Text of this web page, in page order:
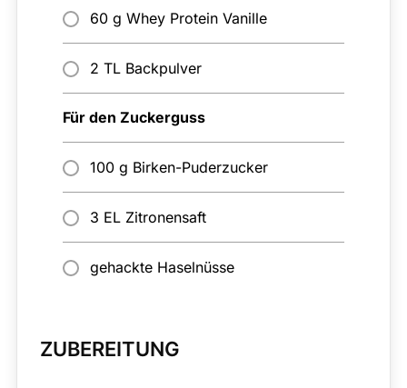
60 g Whey Protein Vanille
2 TL Backpulver
Für den Zuckerguss
100 g Birken-Puderzucker
3 EL Zitronensaft
gehackte Haselnüsse
ZUBEREITUNG